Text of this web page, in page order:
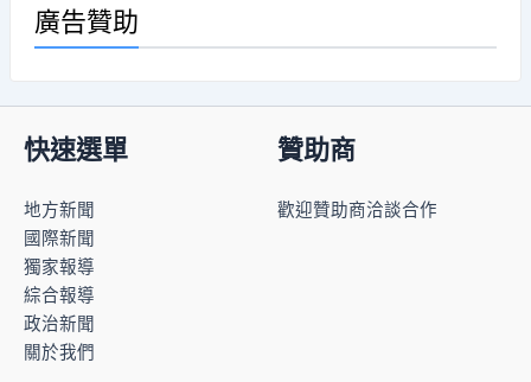
廣告贊助
快速選單
地方新聞
國際新聞
獨家報導
綜合報導
政治新聞
關於我們
贊助商
歡迎贊助商洽談合作